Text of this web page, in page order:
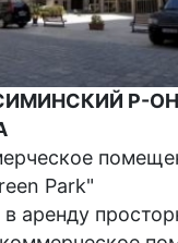
Р-
Park"
в аренду